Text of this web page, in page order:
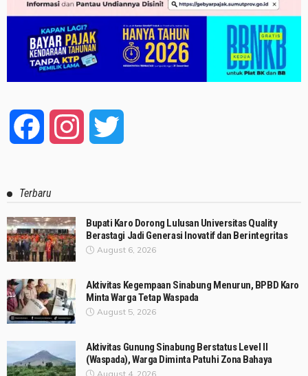
Facebook Instagram
Terbaru
Bupati Karo Dorong Lulusan Universitas Quality
Berastagi Jadi Generasi Inovatif dan Berintegritas
August 6, 2026
Aktivitas Kegempaan Sinabung Menurun, BPBD Karo
Minta Warga Tetap Waspada
August 5, 2026
Aktivitas Gunung Sinabung Berstatus Level II
(Waspada), Warga Diminta Patuhi Zona Bahaya
August 4, 2026